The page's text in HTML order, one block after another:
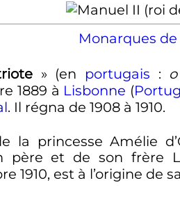
Monarques
» (en portugais :
1889 à Lisbonne (
. Il régna de 1908 à 1910.
la princesse Amélie
père et de son frère
1910, est à l’origine de